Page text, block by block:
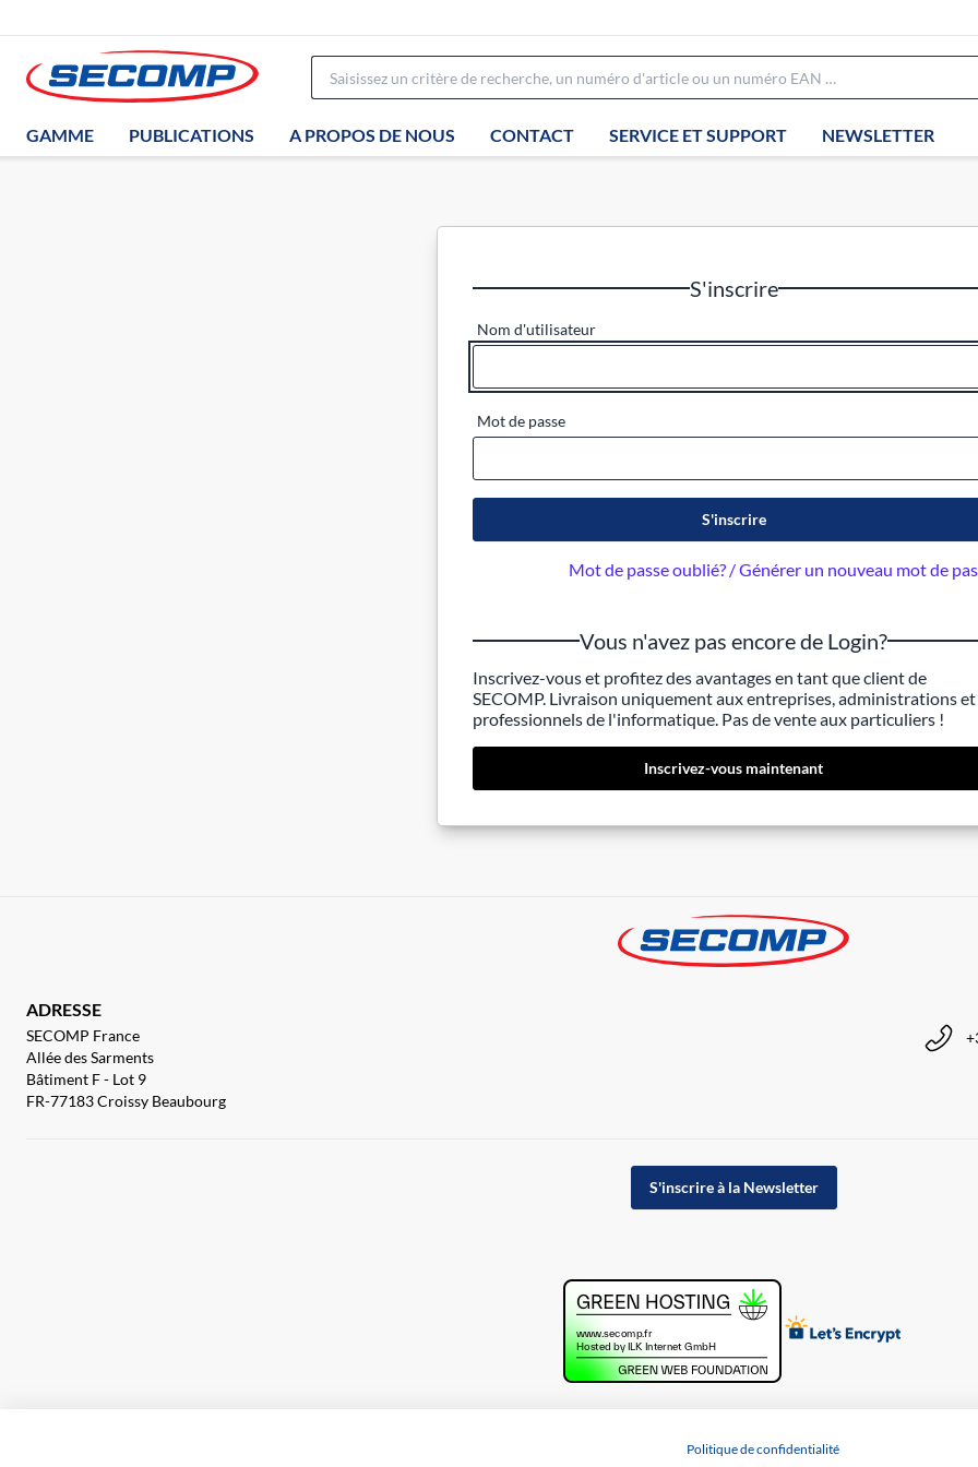
GAMME PUBLICATIONS A PROPOS DE NOUS CONTACT SERVICE ET SUPPORT NEWSLETTER
S'inscrire
Nom d'utilisateur
Mot de passe
S'inscrire
Mot de passe oublié? / Générer un nouveau mot de
Vous n'avez pas encore de Login?
Inscrivez-vous et profitez des avantages en tant que client de
SECOMP. Livraison uniquement aux entreprises, administrations et
professionnels de l'informatique. Pas de vente aux particuliers !
Inscrivez-vous maintenant
ADRESSE
SECOMP France
Allée des Sarments
Bâtiment F - Lot 9
FR-77183 Croissy Beaubourg
S'inscrire à la Newsletter
Politique de confidentialité